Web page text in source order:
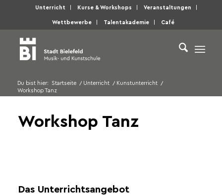
Unterricht Kurse & Workshops Veranstaltungen
Wettbewerbe Talentakademie Café
Du bist hier: Startseite / Unterricht / Kunstunterricht /
Workshop Tanz
Workshop Tanz
Das Unterrichtsangebot